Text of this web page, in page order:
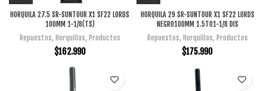
HORQUILA 27.5 SR-SUNTOUR X1 SF22 LORDS
100MM 1-1/8(TS)
Repuestos, Horquillas, Productos
$162.990
HORQUILA 29 SR-SUNTOUR X1 SF22 LORDS
NEGRO100MM 1.5TO1-1/8 DIS
Repuestos, Horquillas, Productos
$175.990